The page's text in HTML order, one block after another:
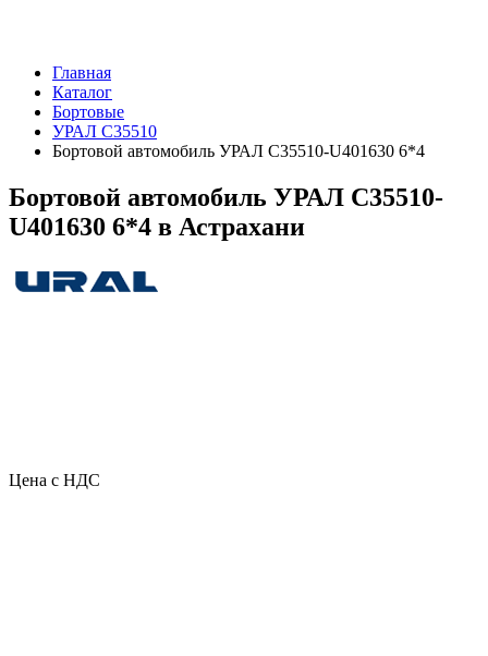
Главная
Каталог
Бортовые
УРАЛ C35510
Бортовой автомобиль УРАЛ C35510-U401630 6*4
Бортовой автомобиль УРАЛ C35510-
U401630 6*4 в Астрахани
Цена с НДС